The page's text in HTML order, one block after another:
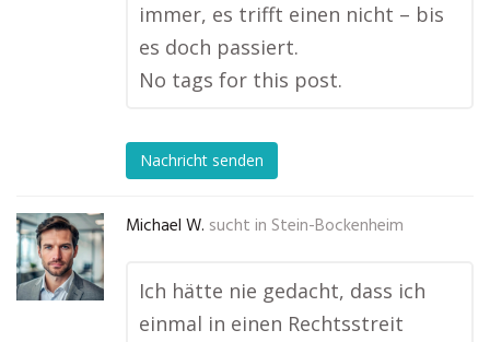
immer, es trifft einen nicht – bis
es doch passiert.
No tags for this post.
Nachricht senden
Michael W. sucht in Stein-Bockenheim
Ich hätte nie gedacht, dass ich
einmal in einen Rechtsstreit